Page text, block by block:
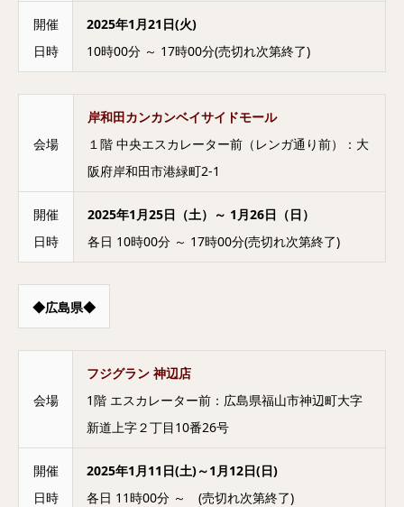
開催
日時
2025年1月21日(火)
10時00分 ～ 17時00分(売切れ次第終了)
会場
岸和田カンカンベイサイドモール
１階 中央エスカレーター前（レンガ通り前）：大
阪府岸和田市港緑町2-1
開催
日時
2025年1月25日（土）～ 1月26日（日）
各日 10時00分 ～ 17時00分(売切れ次第終了)
◆広島県◆
会場
フジグラン 神辺店
1階 エスカレーター前：広島県福山市神辺町大字
新道上字２丁目10番26号
開催
日時
2025年1月11日(土)～1月12日(日)
各日 11時00分 ～ (売切れ次第終了)